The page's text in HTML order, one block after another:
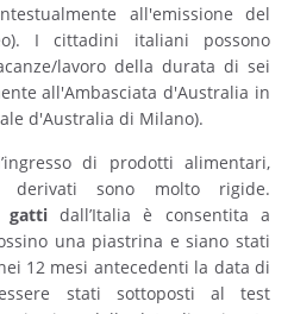
all'emissione del
I cittadini italiani possono
lavoro della durata di sei
all'Ambasciata d'Australia in
d'Australia di Milano).
di prodotti alimentari,
sono molto rigide.
gattidall’Italia è consentita a
una piastrina e siano stati
12 mesi antecedenti la data di
stati sottoposti al test